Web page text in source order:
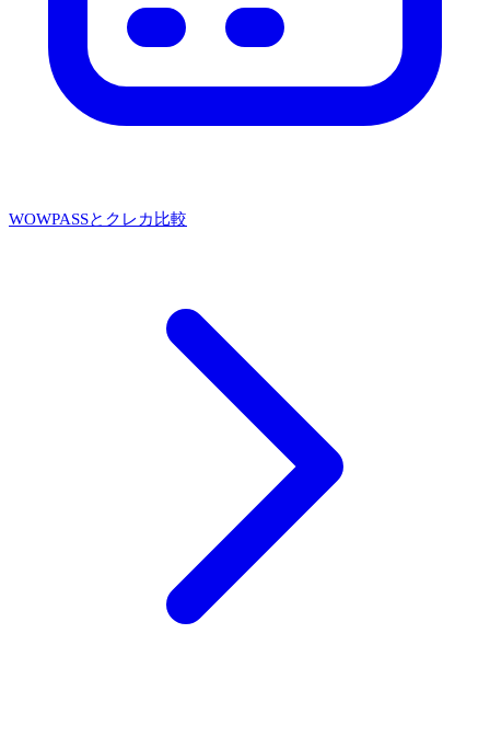
WOWPASSとクレカ比較